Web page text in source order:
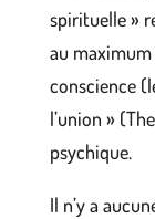
spirituelle »
au
conscience
l’union »
psychique.
Il n’y a